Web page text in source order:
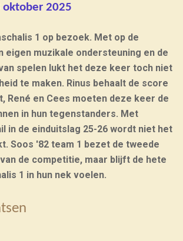
oktober 2025
1 op bezoek. Met op de
eigen muzikale ondersteuning en de
spelen lukt het deze keer toch niet
te maken. Rinus behaalt de score
René en Cees moeten deze keer de
in hun tegenstanders. Met
in de einduitslag 25-26 wordt niet het
Soos '82 team 1 bezet de tweede
de competitie, maar blijft de hete
1 in hun nek voelen.